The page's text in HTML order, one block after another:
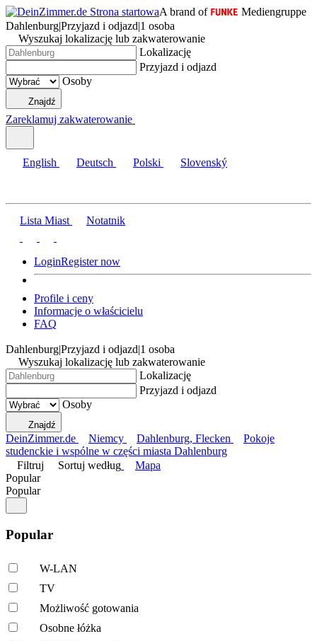
A brand of
Mediengruppe
Dahlenburg|Przyjazd i odjazd|1 osoba
Wyszukaj lokalizację lub zakwaterowanie
Lokalizację
Przyjazd i odjazd
Osoby
Znajdź
Zareklamuj zakwaterowanie
English Deutsch Polski Slovenský
Lista Miast Notatnik
LoginRegister now
Profile i ceny
Informacje o właścicielu
FAQ
Dahlenburg|Przyjazd i odjazd|1 osoba
Wyszukaj lokalizację lub zakwaterowanie
Lokalizację
Przyjazd i odjazd
Osoby
Znajdź
DeinZimmer.de Niemcy Dahlenburg, Flecken
Pokoje
studenckie i wspólne w części miasta Dahlenburg
Filtruj
Sortuj według
Mapa
Popular
Popular
Popular
W-LAN
TV
Możliwość gotowania
Osobne łóżka